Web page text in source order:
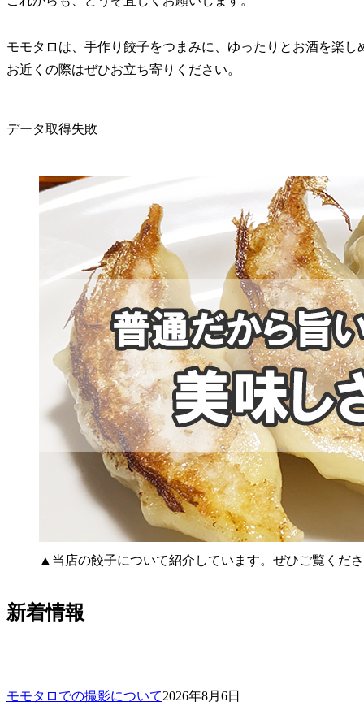
モモタロは、手作り餃子をつまみに、ゆったりとお酒を楽
お近くの際はぜひお立ち寄りください。
データ取得失敗
▲当店の餃子について紹介しています。ぜひご覧くだ
新着情報
モモタロでの撮影について2026年8月6日